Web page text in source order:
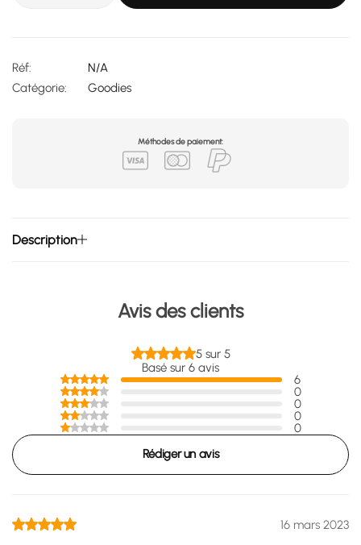
Réf:
N/A
Catégorie:
Goodies
Méthodes de paiement:
Description
Avis des clients
5 sur 5
Basé sur 6 avis
6
0
0
0
0
Rédiger un avis
16 mars 2023